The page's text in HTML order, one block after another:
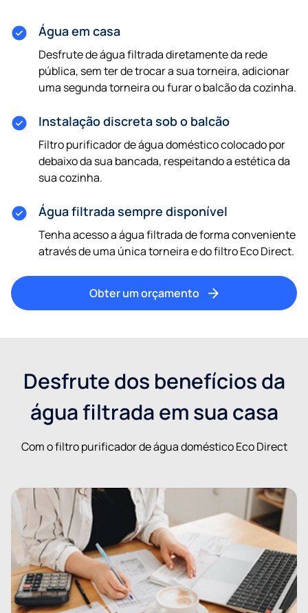
Água em casa
Desfrute de água filtrada diretamente da rede
pública, sem ter de trocar a sua torneira, adicionar
uma segunda torneira ou furar o balcão da cozinha.
Instalação discreta sob o balcão
Filtro purificador de água doméstico colocado por
debaixo da sua bancada, respeitando a estética da
sua cozinha.
Água filtrada sempre disponível
Tenha acesso a água filtrada de forma conveniente
através de uma única torneira e do filtro Eco Direct.
Obter um orçamento
Desfrute dos benefícios da
água filtrada em sua casa
Com o filtro purificador de água doméstico Eco Direct